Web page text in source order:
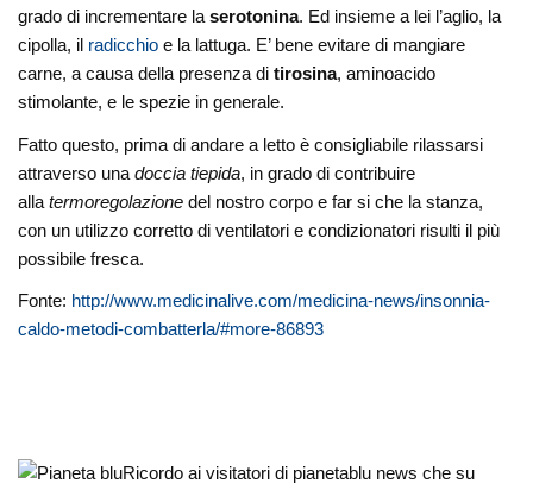
grado di incrementare laserotonina. Ed insieme a lei l’aglio, la
cipolla, il radicchio e la lattuga. E’ bene evitare di mangiare
carne, a causa della presenza ditirosina, aminoacido
stimolante, e le spezie in generale.
Fatto questo, prima di andare a letto è consigliabile rilassarsi
attraverso unadoccia tiepida, in grado di contribuire
allatermoregolazione del nostro corpo e far si che la stanza,
con un utilizzo corretto di ventilatori e condizionatori risulti il più
possibile fresca.
Fonte: http://www.medicinalive.com/medicina-news/insonnia-
caldo-metodi-combatterla/#more-86893
Ricordo ai visitatori di pianetablu news che su